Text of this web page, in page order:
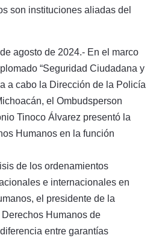
son instituciones aliadas del
agosto de 2024.- En el marco
“Seguridad Ciudadana y
a cabo la Dirección de la Policía
el Ombudsperson
Tinoco Álvarez presentó la
Humanos en la función
de los ordenamientos
e internacionales en
el presidente de la
Humanos de
entre garantías